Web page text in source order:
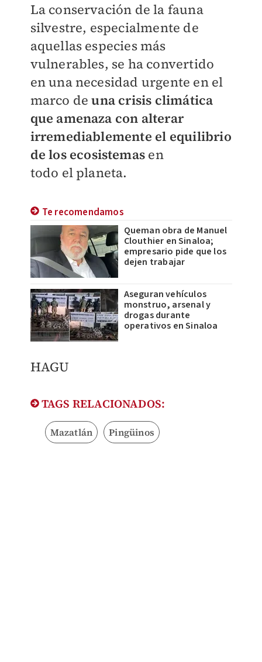
La conservación de la fauna
silvestre, especialmente de
aquellas especies más
vulnerables, se ha convertido
en una necesidad urgente en el
marco deuna crisis climática
que amenaza con alterar
irremediablemente el equilibrio
de los ecosistemas en
todo el planeta.
Te recomendamos
Queman obra de Manuel
Clouthier en Sinaloa;
empresario pide que los
dejen trabajar
Aseguran vehículos
monstruo, arsenal y
drogas durante
operativos en Sinaloa
HAGU
TAGS RELACIONADOS:
Mazatlán Pingüinos